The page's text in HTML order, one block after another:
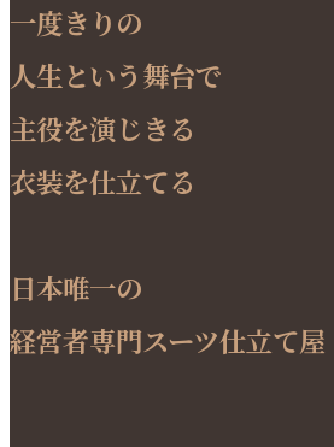
一度きりの
人生という舞台で
主役を演じきる
衣装を仕立てる
日本唯一の
経営者専門スーツ仕立て屋